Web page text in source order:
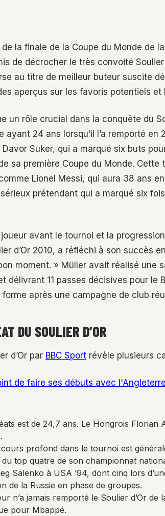
la finale de la Coupe du Monde de
de décrocher le très convoité Soulier
au titre de meilleur buteur suscite
aperçus sur les favoris potentiels et
un rôle crucial dans la conquête du
ayant 24 ans lorsqu’il l’a remporté
Suker, qui a marqué six buts
sa première Coupe du Monde.
Lionel Messi, qui aura 38 ans
prétendant qui a marqué six
joueur avant le tournoi et la
d’Or 2010, a réfléchi à son succès
moment. » Müller avait réalisé une
délivrant 11 passes décisives pour le
forme après une campagne de club
DU SOULIER D’OR
d’Or par BBC Sport révèle plusieurs
de faire ses débuts avec
est de 24,7 ans. Le Hongrois
profond dans le tournoi est
top quatre de son championnat
Salenko à USA ’94, dont cinq lors
de la Russie en phase de groupes.
n’a jamais remporté le Soulier d’Or de
pour Mbappé.